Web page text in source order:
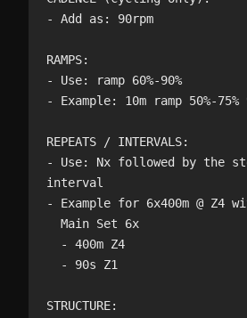
- Add as: 90rpm
RAMPS:
- Use: ramp 60%-90%
- Example: 10m ramp 50%-75%
REPEATS / INTERVALS:
- Use: Nx followed by the
interval
- Example for 6x400m @ Z4
STRUCTURE: